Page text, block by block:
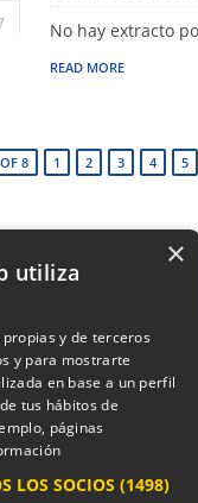
No hay extracto
READ MORE
8 1 2 3 4 5
×
utiliza
y de terceros
y para mostrarte
en base a un perfil
tus hábitos de
páginas
LOS SOCIOS (1498)